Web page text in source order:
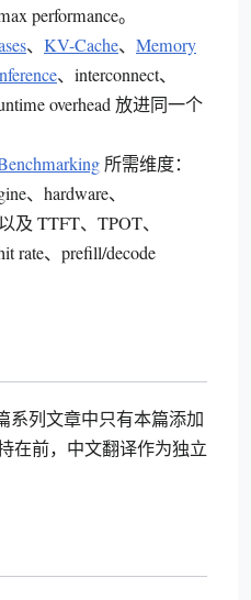
performance。
、 KV-Cache、 Memory
、interconnect、
overhead 放进同一个
所需维度：
、hardware、
及 TTFT、TPOT、
rate、prefill/decode
系列文章中只有本篇添加
在前，中文翻译作为独立